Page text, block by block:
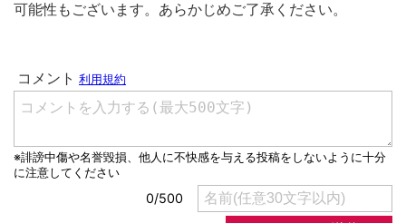
可能性もございます。あらかじめご了承ください。